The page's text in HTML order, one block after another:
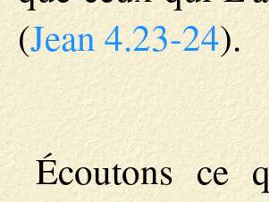
(Jean 4.23-24).
Écoutons ce